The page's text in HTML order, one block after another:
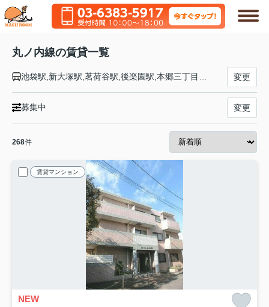
丸ノ内線の賃貸一覧
池袋駅,新大塚駅,茗荷谷駅,後楽園駅,本郷三丁目駅,御茶ノ水駅,淡路町駅,大手町駅,東京駅,銀座駅,霞ケ関駅,国会議事堂前駅,永田町駅,四ツ谷駅,四谷三丁目駅,新宿御苑前駅,新宿三丁目駅,新宿駅,西新宿駅,中野坂上駅,新中野駅,東高円寺駅,新高円寺駅,南阿佐ケ谷駅,荻窪駅 変更
募集中 変更
268件
賃貸マンション
NEW